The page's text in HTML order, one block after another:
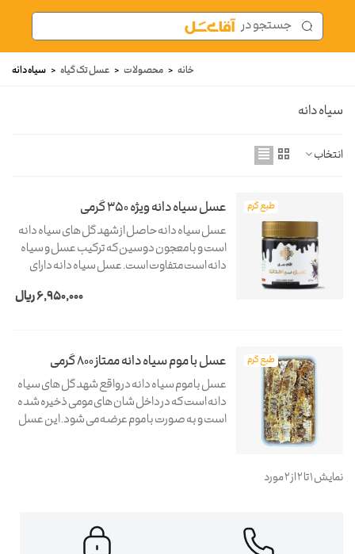
خانه < محصولات < عسل تک گیاه < سیاه دانه
سیاه دانه
انتخاب
طبع گرم عسل سیاه دانه ویژه 350 گرمی
6,950,000 ریال
عسل سیاه دانه حاصل از شهد گل های سیاه دانه
است و با معجون دوسین که ترکیب عسل و سیاه
دانه است متفاوت است. عسل سیاه دانه دارای
در هنگام مزه کردن به خوبی طعم سیاه دانه
طبع گرم عسل با موم سیاه دانه ممتاز 800 گرمی
عسل با موم سیاه دانه در واقع شهد گل های سیاه
دانه است که در داخل شان های مومی ذخیره شده
است و به صورت با موم عرضه می شود. این عسل
نمایش 1 تا 2 از 2 مورد